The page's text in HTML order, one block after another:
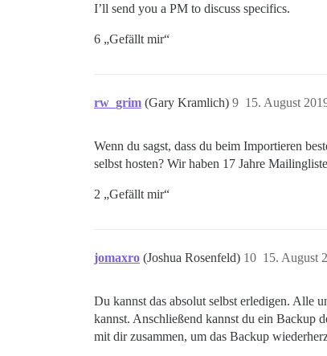
I’ll send you a PM to discuss specifics.
6 „Gefällt mir“
rw_grim (Gary Kramlich) 15. August
9
Wenn du sagst, dass du beim Importieren
selbst hosten? Wir haben 17 Jahre
2 „Gefällt mir“
jomaxro (Joshua Rosenfeld) 15. August
10
Du kannst das absolut selbst erledigen. Alle
kannst. Anschließend kannst du ein Backup
mit dir zusammen, um das Backup